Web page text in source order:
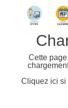
Cette
Cliquez ici si